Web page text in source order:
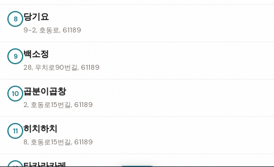
8 당기요
9-2, 호동로, 61189
9 백소정
28, 우치로90번길, 61189
10 곱분이곱창
2, 호동로15번길, 61189
11 히치하치
8, 호동로15번길, 61189